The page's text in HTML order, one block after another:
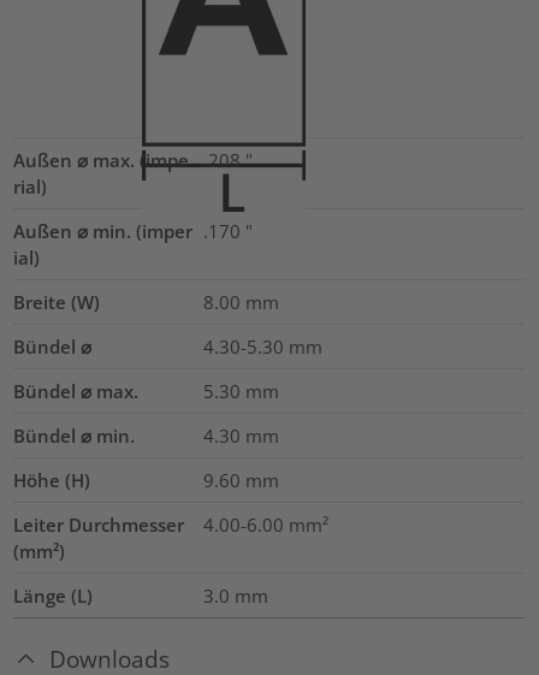
Außen ⌀ max. (impe
rial)
.208 "
Außen ⌀ min. (imper
ial)
.170 "
Breite (W) 8.00 mm
Bündel ⌀
4.30-5.30 mm
Bündel ⌀ max.
5.30 mm
Bündel ⌀ min.
4.30 mm
Höhe (H)
9.60 mm
Leiter Durchmesser
(mm²)
4.00-6.00 mm²
Länge (L) 3.0 mm
Downloads